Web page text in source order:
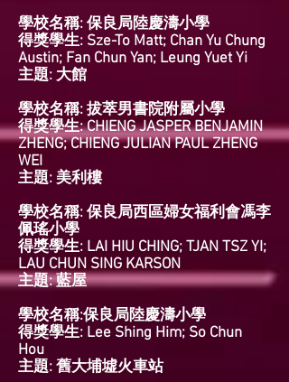
學校名稱: 保良局陸慶濤小學
得獎學生: Sze-To Matt; Chan Yu Chung
Austin; Fan Chun Yan; Leung Yuet Yi
主題: 大館
學校名稱: 拔萃男書院附屬小學
得獎學生: CHIENG JASPER BENJAMIN
ZHENG; CHIENG JULIAN PAUL ZHENG
WEI
主題: 美利樓
學校名稱: 保良局西區婦女福利會馮李
佩瑤小學
得獎學生: LAI HIU CHING; TJAN TSZ YI;
LAU CHUN SING KARSON
主題: 藍屋
學校名稱:保良局陸慶濤小學
得獎學生: Lee Shing Him; So Chun
Hou
主題: 舊大埔墟火車站